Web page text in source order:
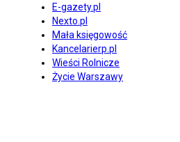
E-gazety.pl
Nexto.pl
Mała księgowość
Kancelarierp.pl
Wieści Rolnicze
Życie Warszawy